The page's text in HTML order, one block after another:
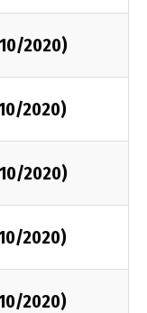
2020)
2020)
2020)
2020)
2020)